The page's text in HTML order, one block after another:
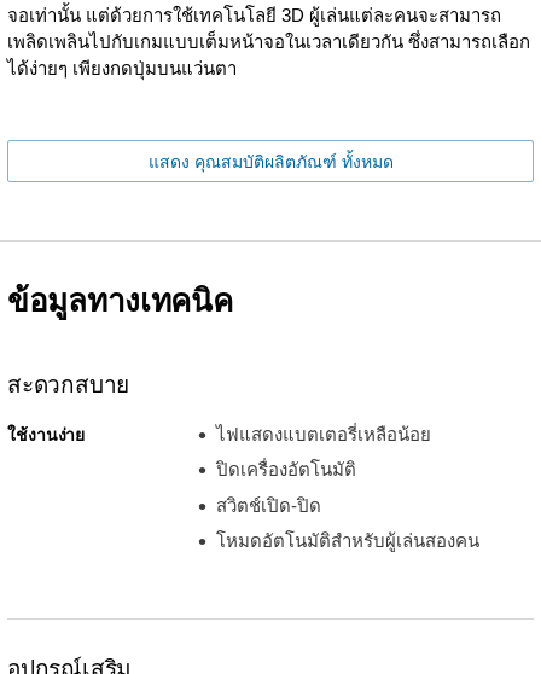
จอเท่านั้น แต่ด้วยการใช้เทคโนโลยี 3D ผู้เล่นแต่ละคนจะสามารถ
เพลิดเพลินไปกับเกมแบบเต็มหน้าจอในเวลาเดียวกัน ซึ่งสามารถเลือก
ได้ง่ายๆ เพียงกดปุ่มบนแว่นตา
แสดง คุณสมบัติผลิตภัณฑ์ ทั้งหมด
ข้อมูลทางเทคนิค
สะดวกสบาย
ใช้งานง่าย
ไฟแสดงแบตเตอรี่เหลือน้อย
ปิดเครื่องอัตโนมัติ
สวิตช์เปิด-ปิด
โหมดอัตโนมัติสำหรับผู้เล่นสองคน
อุปกรณ์เสริม